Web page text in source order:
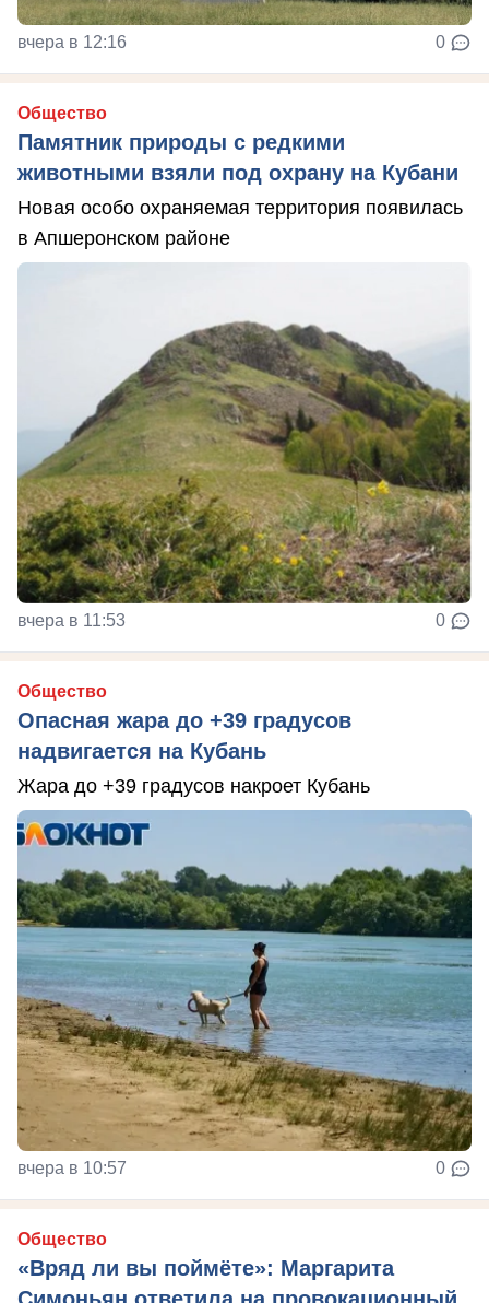
вчера в 12:16 0
Общество
Памятник природы с редкими
животными взяли под охрану на Кубани
Новая особо охраняемая территория появилась
в Апшеронском районе
вчера в 11:53 0
Общество
Опасная жара до +39 градусов
надвигается на Кубань
Жара до +39 градусов накроет Кубань
вчера в 10:57 0
Общество
«Вряд ли вы поймёте»: Маргарита